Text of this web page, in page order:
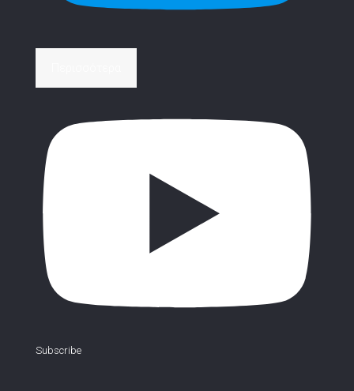
Subscribe